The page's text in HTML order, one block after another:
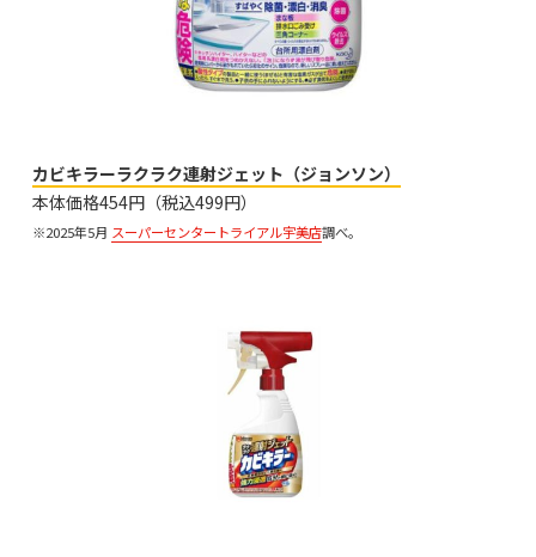
カビキラーラクラク連射ジェット（ジョンソン）
本体価格454円（税込499円）
※2025年5月 スーパーセンタートライアル宇美店調べ。